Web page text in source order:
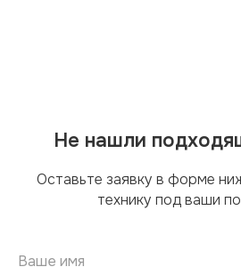
Не нашли
Оставьте заявку в форме
технику под ваши